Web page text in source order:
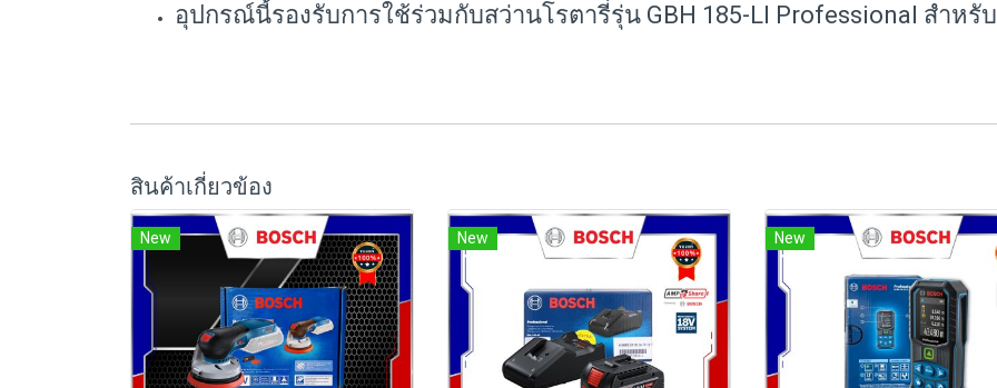
อุปกรณ์นี้รองรับการใช้ร่วมกับสว่านโรตารี่รุ่น GBH 185-LI Professional สำห
สินค้าเกี่ยวข้อง
New New New